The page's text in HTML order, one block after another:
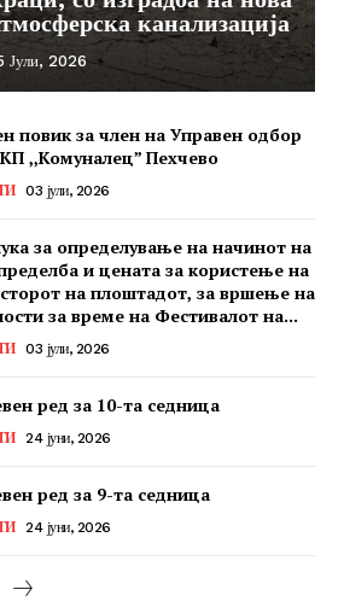
канализација
Јули, 2026
повик за член на Управен одбор
,,Комуналец” Пехчево
03 јули, 2026
за определување на начинот на
и цената за користење на
на плоштадот, за вршење на
за време на Фестивалот на...
03 јули, 2026
ред за 10-та седница
24 јуни, 2026
ред за 9-та седница
24 јуни, 2026